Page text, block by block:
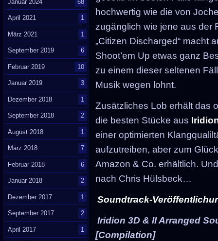
hochwertig wie die von
zugänglich wie jene aus der
„Citizen Discharged“ macht
Shoot’em Up etwas ganz
zu einem dieser seltenen
Musik wegen lohnt.
Zusätzliches Lob erhält das
die besten Stücke aus
einer optimierten
aufzutreiben, aber zum
Amazon & Co. erhältlich.
nach Chris Hülsbeck…
Soundtrack-
Iridion 3D & II Arranged
[Compilation]
Januar 2024 68
April 2021 1
März 2021 1
September 2019 6
Februar 2019 10
Januar 2019 3
Dezember 2018 1
September 2018 2
August 2018 1
März 2018 7
Februar 2018 6
Januar 2018 2
Dezember 2017 1
September 2017 2
April 2017 1